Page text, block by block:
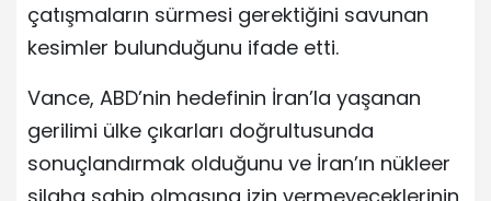
çatışmaların sürmesi gerektiğini savunan
kesimler bulunduğunu ifade etti.
Vance, ABD’nin hedefinin İran’la yaşanan
gerilimi ülke çıkarları doğrultusunda
sonuçlandırmak olduğunu ve İran’ın nükleer